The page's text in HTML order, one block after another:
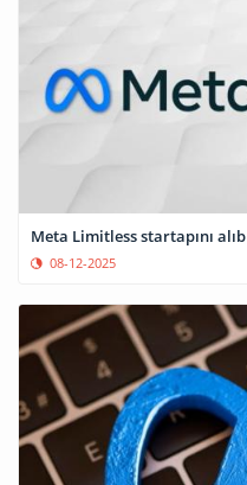
Meta Limitless startapını alıb
08-12-2025